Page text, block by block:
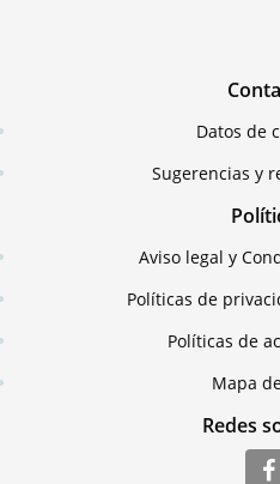
Datos de
Sugerencias y
Aviso legal y
Políticas de
Políticas de
Mapa
Redes